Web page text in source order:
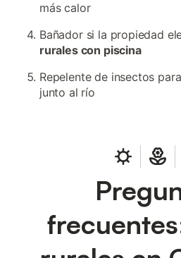
más calor
Bañador si la propiedad
rurales con piscina
Repelente de insectos
junto al río